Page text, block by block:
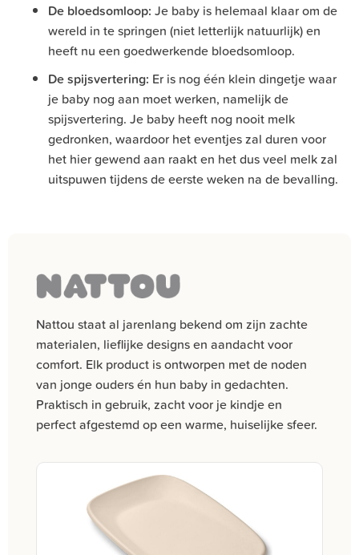
De bloedsomloop: Je baby is helemaal klaar om de
wereld in te springen (niet letterlijk natuurlijk) en
heeft nu een goedwerkende bloedsomloop.
De spijsvertering: Er is nog één klein dingetje waar
je baby nog aan moet werken, namelijk de
spijsvertering. Je baby heeft nog nooit melk
gedronken, waardoor het eventjes zal duren voor
het hier gewend aan raakt en het dus veel melk zal
uitspuwen tijdens de eerste weken na de bevalling.
Nattou staat al jarenlang bekend om zijn zachte
materialen, lieflijke designs en aandacht voor
comfort. Elk product is ontworpen met de noden
van jonge ouders én hun baby in gedachten.
Praktisch in gebruik, zacht voor je kindje en
perfect afgestemd op een warme, huiselijke sfeer.